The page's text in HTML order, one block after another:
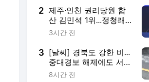
2 제주·인천 권리당원 합
산 김민석 1위...정청래
2위 [현장영상+]
3시간 전
3 [날씨] 경북도 강한 비...
중대경보 해제에도 서쪽
폭염 계속
8시간 전